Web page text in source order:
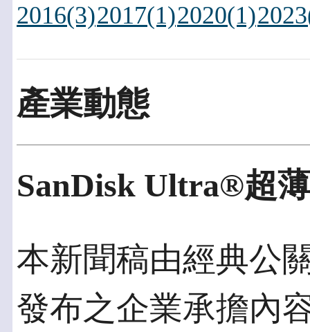
2016(3)2017(1)2020(1)
產業動態
SanDisk Ultra®超
本新聞稿由經典公
發布之企業承擔內